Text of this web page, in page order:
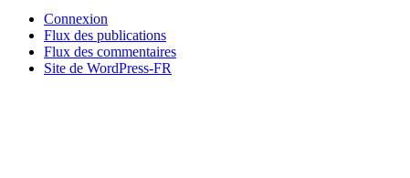
Connexion
Flux des publications
Flux des commentaires
Site de WordPress-FR